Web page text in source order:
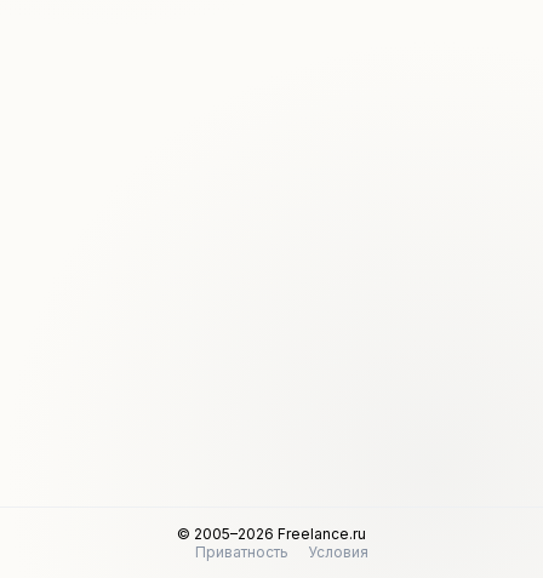
© 2005–2026 Freelance.ru
Приватность
Условия